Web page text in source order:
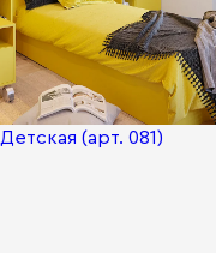
Детская (арт. 081)